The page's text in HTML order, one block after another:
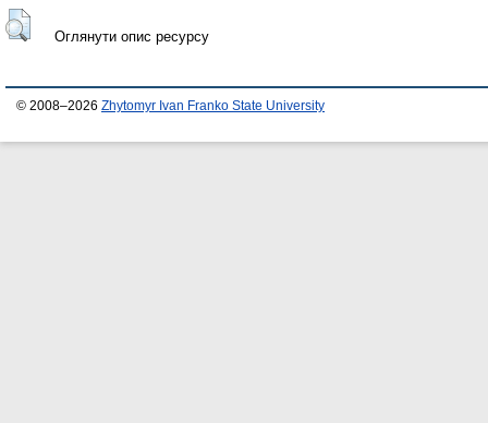
Оглянути опис ресурсу
© 2008–2026 Zhytomyr Ivan Franko State University